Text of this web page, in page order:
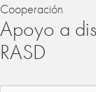
Cooperación
Apoyo a
RASD